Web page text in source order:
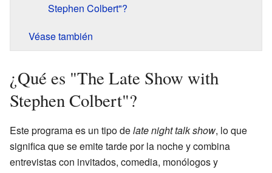
Stephen Colbert"?
Véase también
¿Qué es "The Late Show with
Stephen Colbert"?
Este programa es un tipo delate night talk show, lo que
significa que se emite tarde por la noche y combina
entrevistas con invitados, comedia, monólogos y